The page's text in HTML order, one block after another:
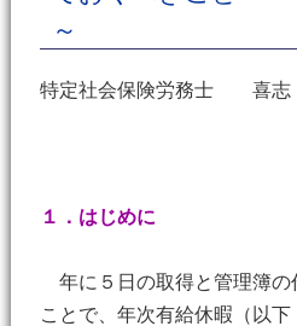
～
特定社会保険労務士
１．はじめに
年に５日の取得と管理簿の
ことで、年次有給休暇（以